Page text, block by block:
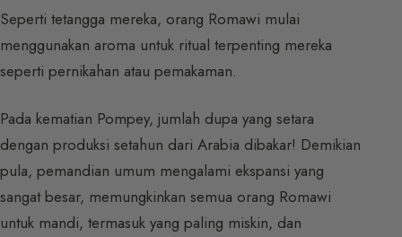
Seperti tetangga mereka, orang Romawi mulai
menggunakan aroma untuk ritual terpenting mereka
seperti pernikahan atau pemakaman.
Pada kematian Pompey, jumlah dupa yang setara
dengan produksi setahun dari Arabia dibakar! Demikian
pula, pemandian umum mengalami ekspansi yang
sangat besar, memungkinkan semua orang Romawi
untuk mandi, termasuk yang paling miskin, dan